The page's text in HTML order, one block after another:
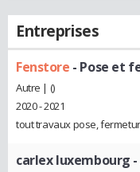
Entreprises
Fenstore - Pose et
Autre | ()
2020 - 2021
tout travaux pose,
carlex luxembourg